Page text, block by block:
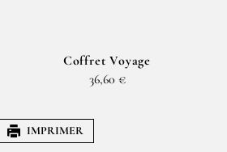
Coffret Voyage
36,60 €
IMPRIMER